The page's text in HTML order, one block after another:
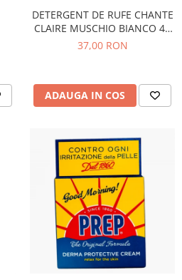
DETERGENT DE RUFE CHANTE
CLAIRE MUSCHIO BIANCO 46
SPALARI
37,00 RON
ADAUGA IN COS